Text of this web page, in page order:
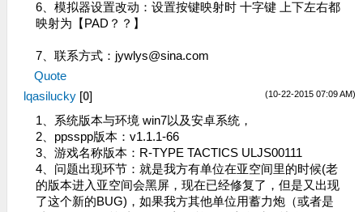
6、模拟器设置改动：设置按键映射时 十字键 上下左右都
映射为【PAD？？】
7、联系方式： jywlys@sina.com
Quote
(10-22-2015 07:09 AM)
lqasilucky [0]
1、系统版本与环境 win7以及安卓系统，
2、ppsspp版本：v1.1.1-66
3、游戏名称版本：R-TYPE TACTICS ULJS00111
4、问题出现环节：就是我方有单位在亚空间里的时候(老
的版本进入亚空间会黑屏，现在已经修复了，但是又出现
了这个新的BUG)，如果我方其他单位用蓄力炮（或者是